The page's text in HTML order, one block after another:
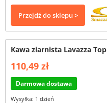
Przejdź do sklepu >
Kawa ziarnista Lavazza
110,49 zł
Darmowa dostawa
Wysyłka: 1 dzień